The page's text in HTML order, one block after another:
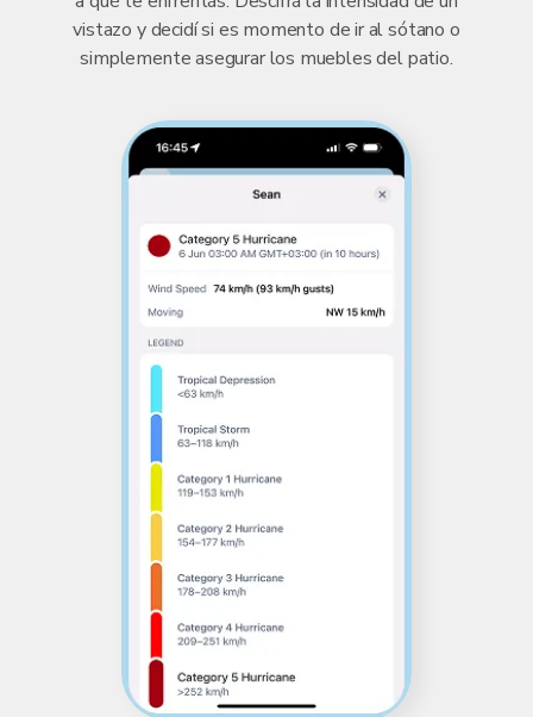
vistazo y decidí si es momento de ir al sótano o
simplemente asegurar los muebles del patio.